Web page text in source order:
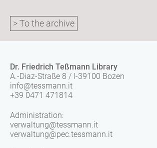
> To the archive
Dr. Friedrich Teßmann Library
A.-Diaz-Straße 8 / I-39100 Bozen
info@tessmann.it
+39 0471 471814
Administration:
verwaltung@tessmann.it
verwaltung@pec.tessmann.it